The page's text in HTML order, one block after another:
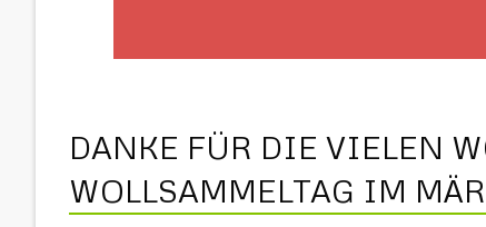
DANKE FÜR DIE VIELEN
WOLLSAMMELTAG IM